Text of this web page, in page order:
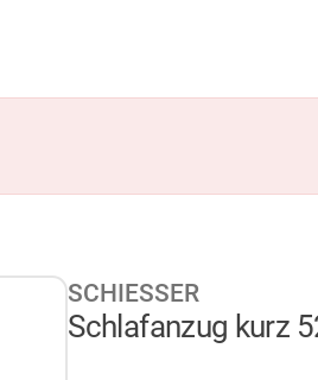
SCHIESSER
Schlafanzug kurz